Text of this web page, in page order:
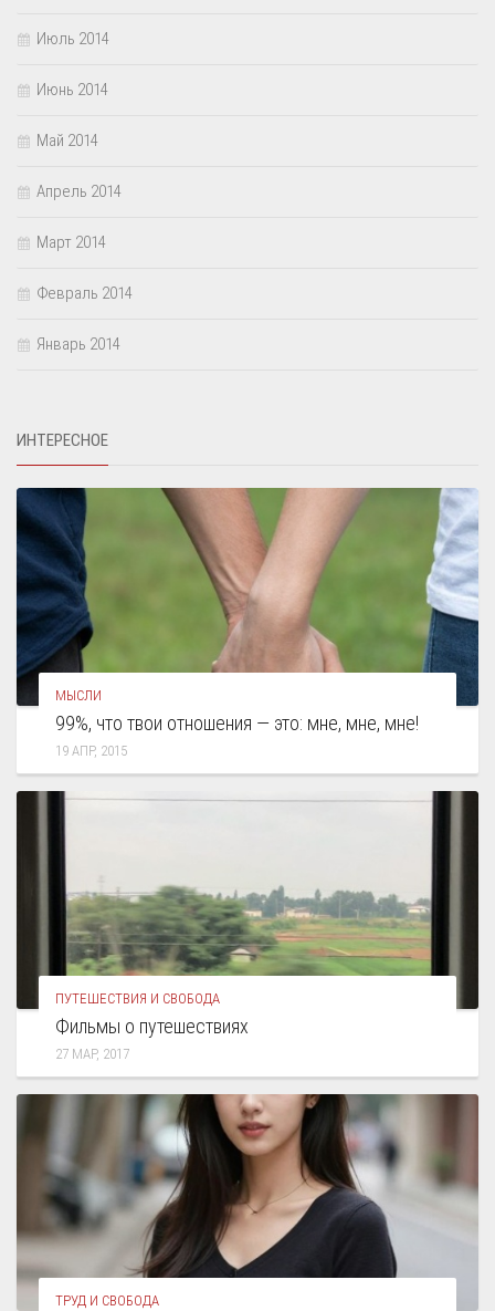
Июль 2014
Июнь 2014
Май 2014
Апрель 2014
Март 2014
Февраль 2014
Январь 2014
ИНТЕРЕСНОЕ
МЫСЛИ
99%, что твои отношения — это: мне, мне, мне!
19 АПР, 2015
ПУТЕШЕСТВИЯ И СВОБОДА
Фильмы о путешествиях
27 МАР, 2017
ТРУД И СВОБОДА